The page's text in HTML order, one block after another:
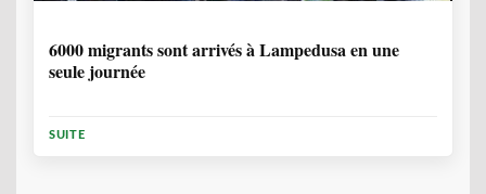
6000 migrants sont arrivés à Lampedusa en une
seule journée
SUITE